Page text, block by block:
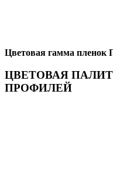
Цветовая гамма пленок
ЦВЕТОВАЯ
ПРОФИЛЕЙ